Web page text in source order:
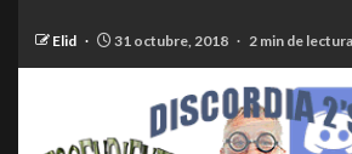
Elid 31 octubre, 2018 2 min de lectura